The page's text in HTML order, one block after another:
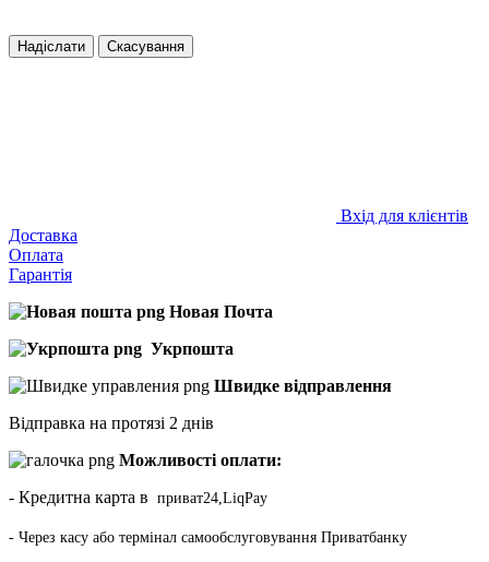
Надіслати Скасування
Вхід для клієнтів
Доставка
Оплата
Гарантія
Новая Почта
Укрпошта
Швидке відправлення
Відправка на протязі 2 днів
Можливості оплати:
- Кредитна карта в приват24,LiqPay
- Через касу або термінал самообслуговування Приватбанку